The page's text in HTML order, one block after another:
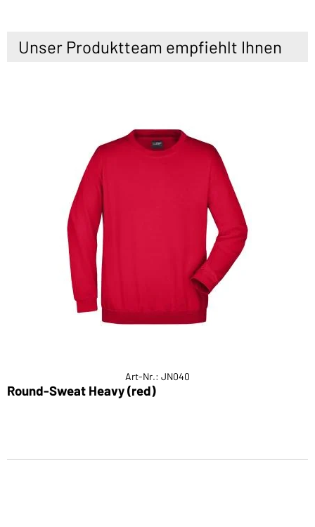
Unser Produktteam empfiehlt Ihnen
Art-Nr.: JN040
Round-Sweat Heavy (red)